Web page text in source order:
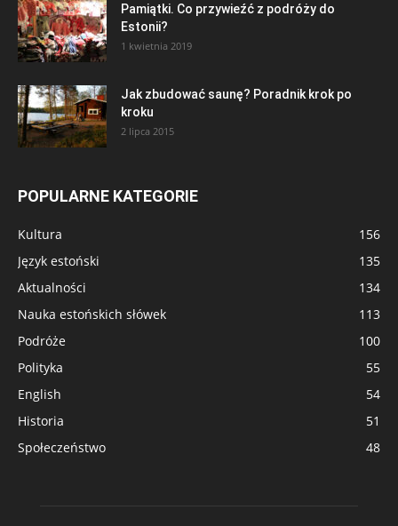
Pamiątki. Co przywieźć z podróży do
Estonii?
1 kwietnia 2019
Jak zbudować saunę? Poradnik krok po
kroku
2 lipca 2015
POPULARNE KATEGORIE
Kultura
156
Język estoński
135
Aktualności
134
Nauka estońskich słówek
113
Podróże
100
Polityka
55
English
54
Historia
51
Społeczeństwo
48